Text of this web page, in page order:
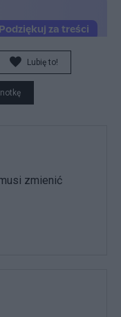
Lubię to!
zmienić